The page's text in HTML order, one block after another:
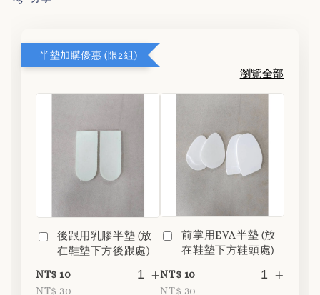
半墊加購優惠 (限2組)
瀏覽全部
後跟用乳膠半墊 (放
在鞋墊下方後跟處)
NT$ 10
NT$ 30
- +
前掌用EVA半墊 (放
在鞋墊下方鞋頭處)
NT$ 10
NT$ 30
- +